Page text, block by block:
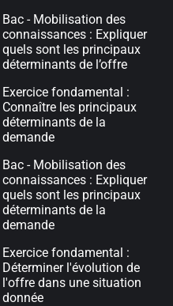
Bac - Mobilisation des
connaissances : Expliquer
quels sont les principaux
déterminants de l’offre
Exercice fondamental :
Connaître les principaux
déterminants de la
demande
Bac - Mobilisation des
connaissances : Expliquer
quels sont les principaux
déterminants de la
demande
Exercice fondamental :
Déterminer l'évolution de
l'offre dans une situation
donnée